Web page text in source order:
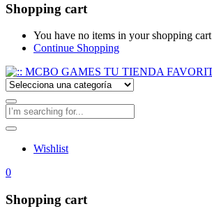
Shopping cart
You have no items in your shopping cart
Continue Shopping
Wishlist
0
Shopping cart